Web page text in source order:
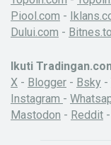
Piool.com -
Dului.com -
Ikuti
X - Blogger - Bsky -
Instagram -
Mastodon - Reddit -